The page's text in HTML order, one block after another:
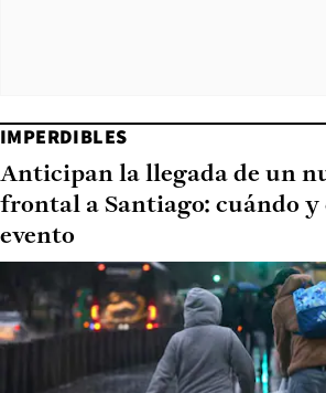
IMPERDIBLES
Anticipan la llegada de un
frontal a Santiago: cuándo y
evento